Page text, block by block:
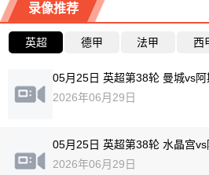
录像推荐
英超 德甲 法甲 西
05月25日 英超第38轮 曼城vs
2026年06月29日
05月25日 英超第38轮 水晶宫
2026年06月29日